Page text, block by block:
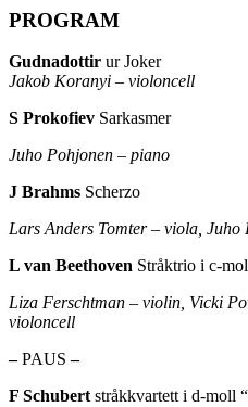
PROGRAM
Gudnadottir ur Joker
Jakob Koranyi – violoncell
S Prokofiev Sarkasmer
Juho Pohjonen – piano
J Brahms Scherzo
Lars Anders Tomter – viola, Juho
L van Beethoven Stråktrio i c-
Liza Ferschtman – violin, Vicki
violoncell
–PAUS–
F Schubert stråkkvartett i d-moll